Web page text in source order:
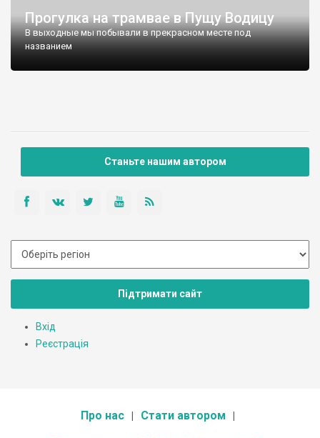
Прогулка на трамвае в Пущу Водицу
В выходные мы побывали в прекрасном месте под
названием
Станьте нашим автором
Підтримати сайт
Вхід
Реєстрація
Про нас Стати автором